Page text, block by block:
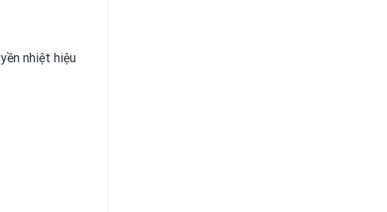
nhiệt hiệu